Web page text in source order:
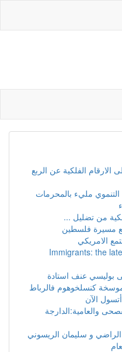
الفلكية عن الربع
مليء بالمحرمات
من تضليل ...
مسيرة فلسطين
الامريكي
Immigrants: the
عنف استادة
كنسلخوهوم فالرباط
الآن
والعامية:الدارجة
و سليمان الريسوني